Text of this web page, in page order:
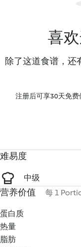
喜
除了这道食谱，还
注册后可享30天免费
难易度
中级
营养价值 每 1
蛋白质
热量
脂肪